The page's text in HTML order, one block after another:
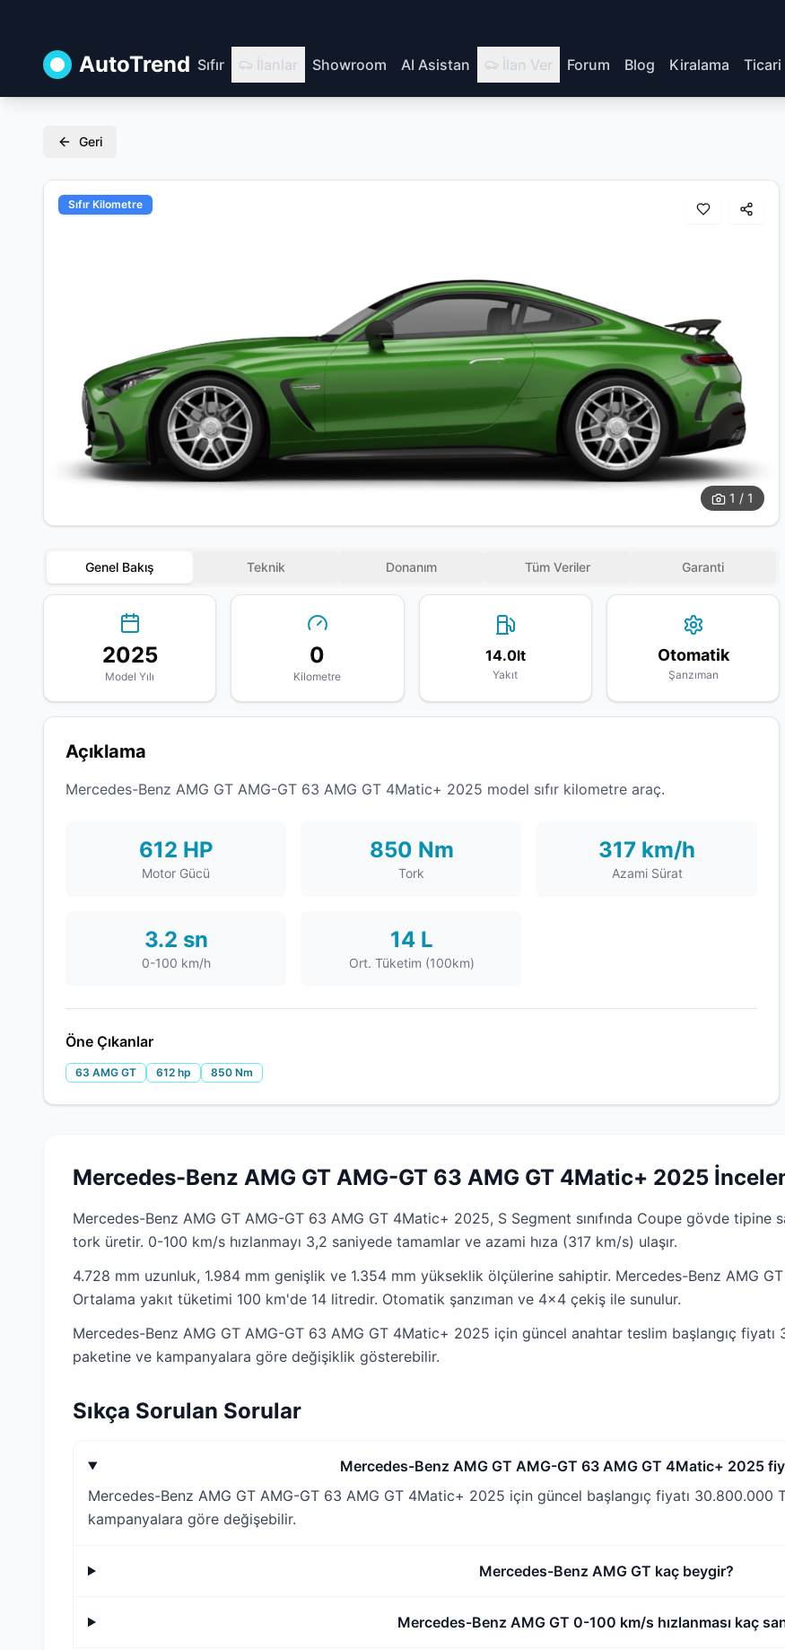
AutoTrend Sıfır İlanlar Showroom AI Asistan İlan Ver Forum Blog Kiralama Ticari
Geri
Sıfır Kilometre
1 / 1
Genel Bakış Teknik Donanım Tüm Veriler Garanti
2025
Model Yılı
0
Kilometre
14.0lt
Yakıt
Otomatik
Şanzıman
Açıklama
Mercedes-Benz AMG GT AMG-GT 63 AMG GT 4Matic+ 2025 model sıfır kilometre araç.
612 HP
Motor Gücü
850 Nm
Tork
317 km/h
Azami Sürat
3.2 sn
0-100 km/h
14 L
Ort. Tüketim (100km)
Öne Çıkanlar
63 AMG GT 612 hp 850 Nm
Mercedes-Benz AMG GT AMG-GT 63 AMG GT 4Matic+ 2025
Mercedes-Benz AMG GT AMG-GT 63 AMG GT 4Matic+ 2025, S Segment sınıfında Coupe gövde
tork üretir. 0-100 km/s hızlanmayı 3,2 saniyede tamamlar ve azami hıza (317 km/s) ulaşır.
4.728 mm uzunluk, 1.984 mm genişlik ve 1.354 mm yükseklik ölçülerine sahiptir. Mercedes-Benz AMG
Ortalama yakıt tüketimi 100 km'de 14 litredir. Otomatik şanzıman ve 4x4 çekiş ile sunulur.
Mercedes-Benz AMG GT AMG-GT 63 AMG GT 4Matic+ 2025 için güncel anahtar teslim başlangıç
paketine ve kampanyalara göre değişiklik gösterebilir.
Sıkça Sorulan Sorular
Mercedes-Benz AMG GT AMG-GT 63 AMG GT 4Matic+ 2025
Mercedes-Benz AMG GT AMG-GT 63 AMG GT 4Matic+ 2025 için güncel başlangıç fiyatı 30.800.000
kampanyalara göre değişebilir.
Mercedes-Benz AMG GT kaç beygir?
Mercedes-Benz AMG GT 0-100 km/s hızlanması kaç